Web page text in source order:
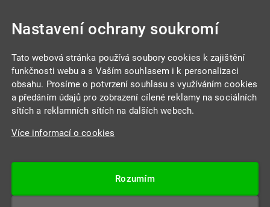
INTEGRA CENTRUM s.r.o.
Jabloňová 662/7
Datová schránka: 4beca6d
Nastavení ochrany soukromí
Tato webová stránka používá soubory cookies k zajištění
funkčnosti webu a s Vaším souhlasem i k personalizaci
obsahu. Prosíme o potvrzení souhlasu s využíváním cookies
a předáním údajů pro zobrazení cílené reklamy na sociálních
sítích a reklamních sítích na dalších webech.
Více informací o cookies
Rozumím